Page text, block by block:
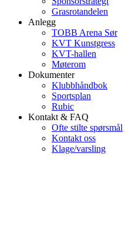
Grasrotandelen
Anlegg
TOBB Arena Sør
KVT Kunstgress
KVT-hallen
Møterom
Dokumenter
Klubbhåndbok
Sportsplan
Rubic
Kontakt & FAQ
Ofte stilte spørsmål
Kontakt oss
Klage/varsling